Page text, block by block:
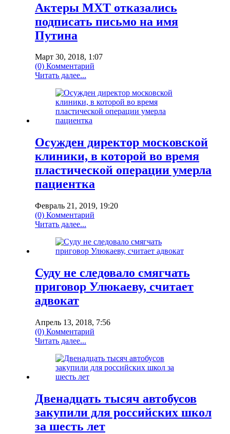
Актеры МХТ отказались
подписать письмо на имя
Путина
Март 30, 2018, 1:07
(0) Комментарий
Читать далее...
Осужден директор московской
клиники, в которой во время
пластической операции умерла
пациентка
Февраль 21, 2019, 19:20
(0) Комментарий
Читать далее...
Суду не следовало смягчать
приговор Улюкаеву, считает
адвокат
Апрель 13, 2018, 7:56
(0) Комментарий
Читать далее...
Двенадцать тысяч автобусов
закупили для российских школ
за шесть лет